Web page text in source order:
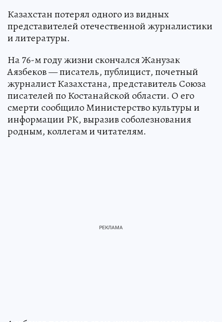
Казахстан потерял одного из видных
представителей отечественной журналистики
и литературы.
На 76-м году жизни скончался Жанузак
Аязбеков — писатель, публицист, почетный
журналист Казахстана, представитель Союза
писателей по Костанайской области. О его
смерти сообщило Министерство культуры и
информации РК, выразив соболезнования
родным, коллегам и читателям.